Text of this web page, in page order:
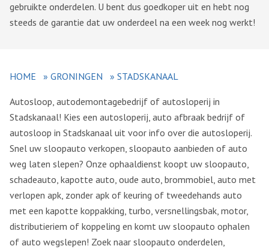
gebruikte onderdelen. U bent dus goedkoper uit en hebt nog
steeds de garantie dat uw onderdeel na een week nog werkt!
HOME » GRONINGEN » STADSKANAAL
Autosloop, autodemontagebedrijf of autosloperij in
Stadskanaal! Kies een autosloperij, auto afbraak bedrijf of
autosloop in Stadskanaal uit voor info over die autosloperij.
Snel uw sloopauto verkopen, sloopauto aanbieden of auto
weg laten slepen? Onze ophaaldienst koopt uw sloopauto,
schadeauto, kapotte auto, oude auto, brommobiel, auto met
verlopen apk, zonder apk of keuring of tweedehands auto
met een kapotte koppakking, turbo, versnellingsbak, motor,
distributieriem of koppeling en komt uw sloopauto ophalen
of auto wegslepen! Zoek naar sloopauto onderdelen,